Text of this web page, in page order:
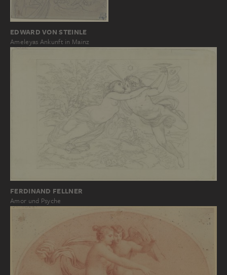
EDWARD VON STEINLE
Ameleyas Ankunft in Mainz
FERDINAND FELLNER
Amor und Psyche